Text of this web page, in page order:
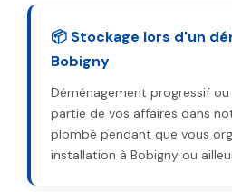
📦 Stockage lors d'un
Bobigny
Déménagement progressif
partie de vos affaires dans
plombé pendant que vous
installation à Bobigny ou